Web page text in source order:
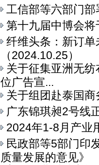
工信部等六部门
第十九届中博会
纤维头条：新订
（2024.10.25）
关于征集亚洲无
位广告宣...
关于组团赴泰国
广东锦琪昶2号线
2024年1-8月产业
民政部等5部门印
质量发展的意见》